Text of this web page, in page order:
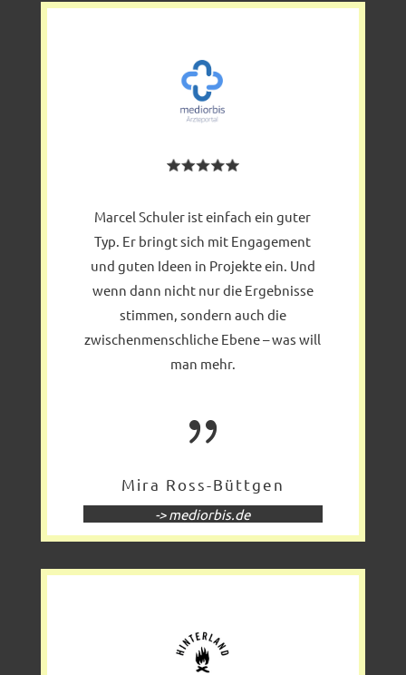
Marcel Schuler ist einfach ein guter
Typ. Er bringt sich mit Engagement
und guten Ideen in Projekte ein. Und
wenn dann nicht nur die Ergebnisse
stimmen, sondern auch die
zwischenmenschliche Ebene – was will
man mehr.
{
Mira Ross-Büttgen
-> mediorbis.de